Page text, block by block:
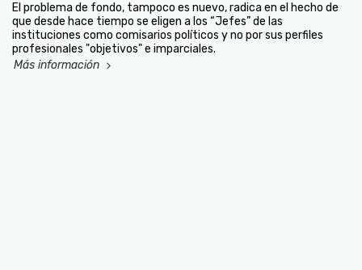
El problema de fondo, tampoco es nuevo, radica en el hecho de
que desde hace tiempo se eligen a los “Jefes” de las
instituciones como comisarios políticos y no por sus perfiles
profesionales "objetivos" e imparciales.
Más información